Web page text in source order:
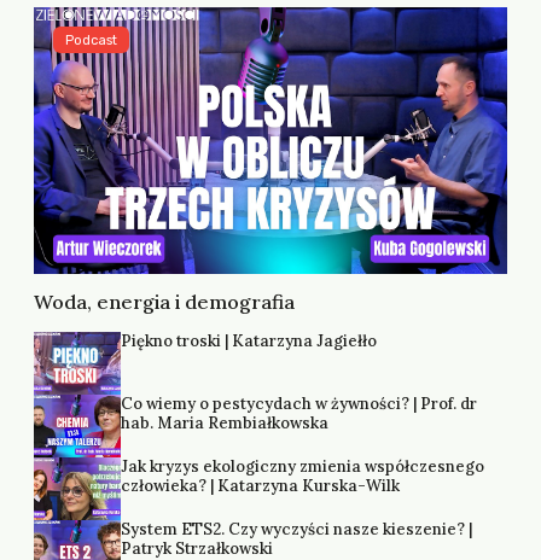
Woda, energia i demografia
Podcast
Piękno troski | Katarzyna Jagiełło
Co wiemy o pestycydach w żywności? | Prof. dr
hab. Maria Rembiałkowska
Jak kryzys ekologiczny zmienia współczesnego
człowieka? | Katarzyna Kurska-Wilk
System ETS2. Czy wyczyści nasze kieszenie? |
Patryk Strzałkowski